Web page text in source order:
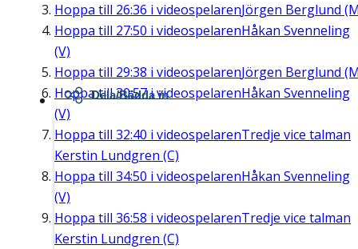
Hoppa till 26:36 i videospelarenJörgen Berglund
Hoppa till 27:50 i videospelarenHåkan Svenneling
(V)
Hoppa till 29:38 i videospelarenJörgen Berglund
Hoppa till30:57i videospelarenHåkan Svenneling
(V)
Hoppa till 32:40 i videospelarenTredje vice talman
Kerstin Lundgren (C)
Hoppa till 34:50 i videospelarenHåkan Svenneling
(V)
Hoppa till 36:58 i videospelarenTredje vice talman
Kerstin Lundgren (C)
Dela/Bädda in